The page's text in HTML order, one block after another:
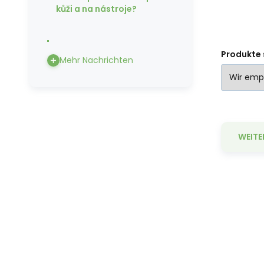
von stark verschmutzter
Produkte
kůži a na nástroje?
Mehr Nachrichten